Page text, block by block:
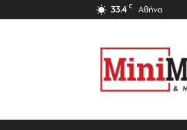
33.4 C Αθήνα
Mini
Market
Magazine